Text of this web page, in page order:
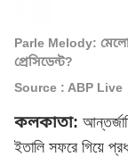
Parle Melody:
প্রেসিডেন্ট?
Source : ABP Live
কলকাতা:
ইতালি সফরে গিয়ে